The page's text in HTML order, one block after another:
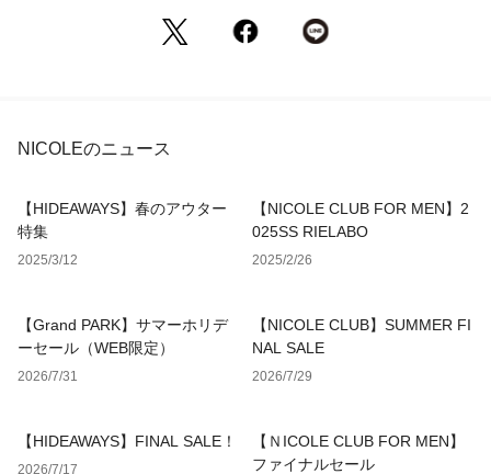
NICOLEのニュース
【HIDEAWAYS】春のアウター
特集
2025/3/12
【NICOLE CLUB FOR MEN】2
025SS RIELABO
2025/2/26
【Grand PARK】サマーホリデ
ーセール（WEB限定）
2026/7/31
【NICOLE CLUB】SUMMER FI
NAL SALE
2026/7/29
【HIDEAWAYS】FINAL SALE！
2026/7/17
【ＮICOLE CLUB FOR MEN】
ファイナルセール